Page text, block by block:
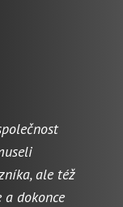
ale též
dokonce